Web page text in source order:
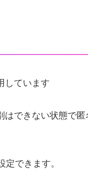
しています
できない状態で匿
できます。